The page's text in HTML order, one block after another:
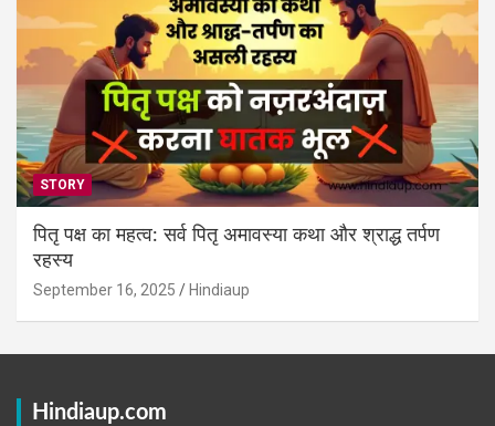
STORY
पितृ पक्ष का महत्व: सर्व पितृ अमावस्या कथा और श्राद्ध तर्पण
रहस्य
September 16, 2025 Hindiaup
Hindiaup.com